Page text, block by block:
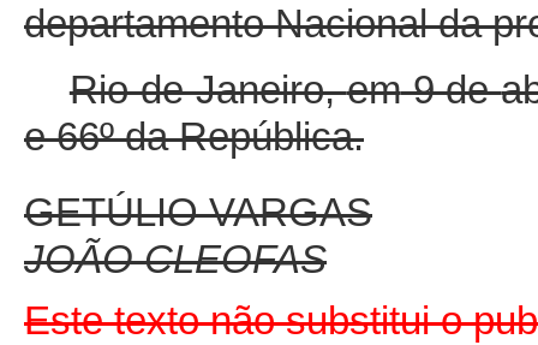
departamento Nacional da
Rio de Janeiro,em9 de
e 66ºda República.
GETÚLIOVARGAS
JOÃOCLEOFAS
Este texto não substitui o